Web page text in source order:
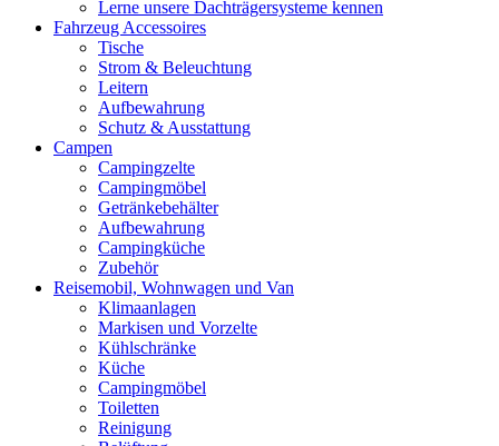
Lerne unsere Dachträgersysteme kennen
Fahrzeug Accessoires
Tische
Strom & Beleuchtung
Leitern
Aufbewahrung
Schutz & Ausstattung
Campen
Campingzelte
Campingmöbel
Getränkebehälter
Aufbewahrung
Campingküche
Zubehör
Reisemobil, Wohnwagen und Van
Klimaanlagen
Markisen und Vorzelte
Kühlschränke
Küche
Campingmöbel
Toiletten
Reinigung